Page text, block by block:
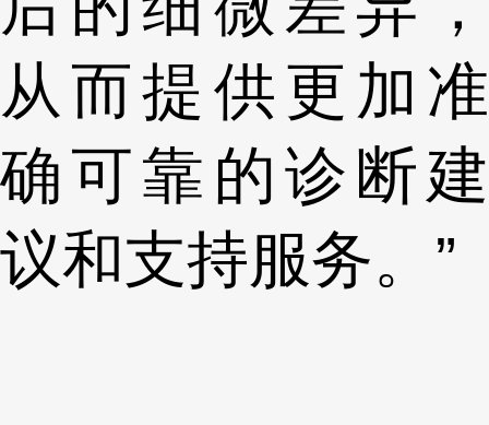
从而提供更加准
确可靠的诊断建
议和支持服务。”